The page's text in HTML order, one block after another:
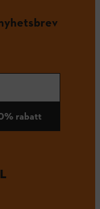
rabatt